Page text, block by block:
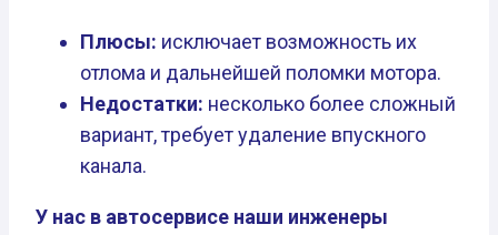
Плюсы: исключает возможность их
отлома и дальнейшей поломки мотора.
Недостатки: несколько более сложный
вариант, требует удаление впускного
канала.
У нас в автосервисе наши инженеры